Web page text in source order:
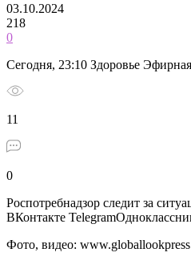
03.10.2024
218
0
Сегодня, 23:10 Здоровье
11
0
Роспотребнадзор следит за
ВКонтакте
Фото, видео: